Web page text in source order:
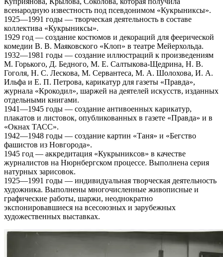
всенародную известность под псевдонимом «Кукрыниксы».
1925—1991 годы — творческая деятельность в составе
коллектива «Кукрыниксы».
1929 год — создание костюмов и декораций для феерической
комедии В. В. Маяковского «Клоп» в театре Мейерхольда.
1932—1981 годы — создание иллюстраций к произведениям
М. Горького, Д. Бедного, М. Е. Салтыкова-Щедрина, Н. В.
Гоголя, Н. С. Лескова, М. Сервантеса, М. А. Шолохова, И. А.
Ильфа и Е. П. Петрова, карикатур для газеты «Правда»,
журнала «Крокодил», шаржей на деятелей искусств, изданных
отдельными книгами.
1941—1945 годы — создание антивоенных карикатур,
плакатов и листовок, опубликованных в газете «Правда» и в
«Окнах ТАСС».
1942—1948 годы — создание картин «Таня» и «Бегство
фашистов из Новгорода».
1945 год — аккредитация «Кукрыниксов» в качестве
журналистов на Нюрнбергском процессе. Выполнена серия
натурных зарисовок.
1925—1991 годы — индивидуальная творческая деятельность
художника. Выполнены многочисленные живописные и
графические работы, шаржи, неоднократно
экспонировавшиеся на всесоюзных и зарубежных
художественных выставках.